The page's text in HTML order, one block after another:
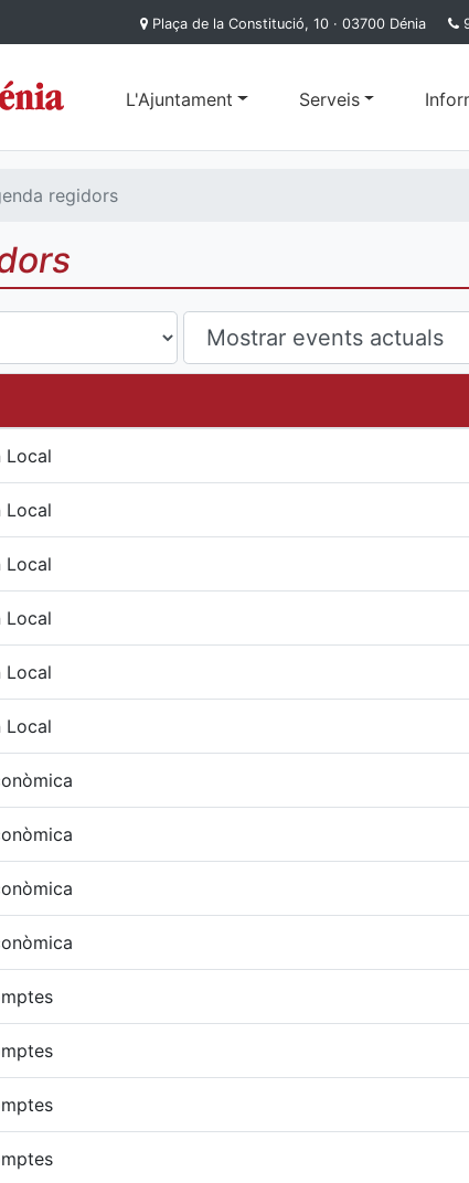
Plaça de la Constitució, 10 · 03700 Dénia
L'Ajuntament Serveis
regidors
Local
Local
Local
Local
Local
Local